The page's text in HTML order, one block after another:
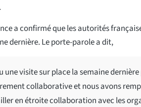
a confirmé que les autorités
dernière. Le porte-parole a dit,
une visite sur place la semaine
collaborative et nous avons
en étroite collaboration avec les